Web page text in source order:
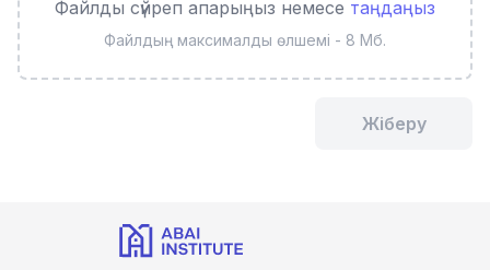
Файлды сүйреп апарыңыз немесе таңдаңыз
Файлдың максималды өлшемі - 8 Мб.
Жіберу